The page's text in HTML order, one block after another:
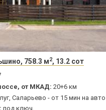
758.3 м2, 13.2 сот
от МКАД: 20+6 км
Саларьево - от 15 мин на авто
под ключ,